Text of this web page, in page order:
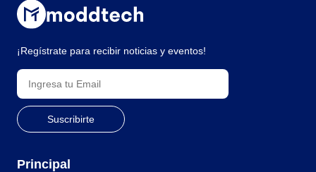
¡Regístrate para recibir noticias y eventos!
Principal